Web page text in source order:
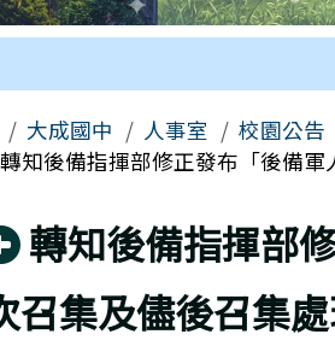
容區域
大成國中 人事室
校園公告
轉知後備指揮部修正發布「後備
回上頁
轉知後備指揮部
召集及儘後召集處